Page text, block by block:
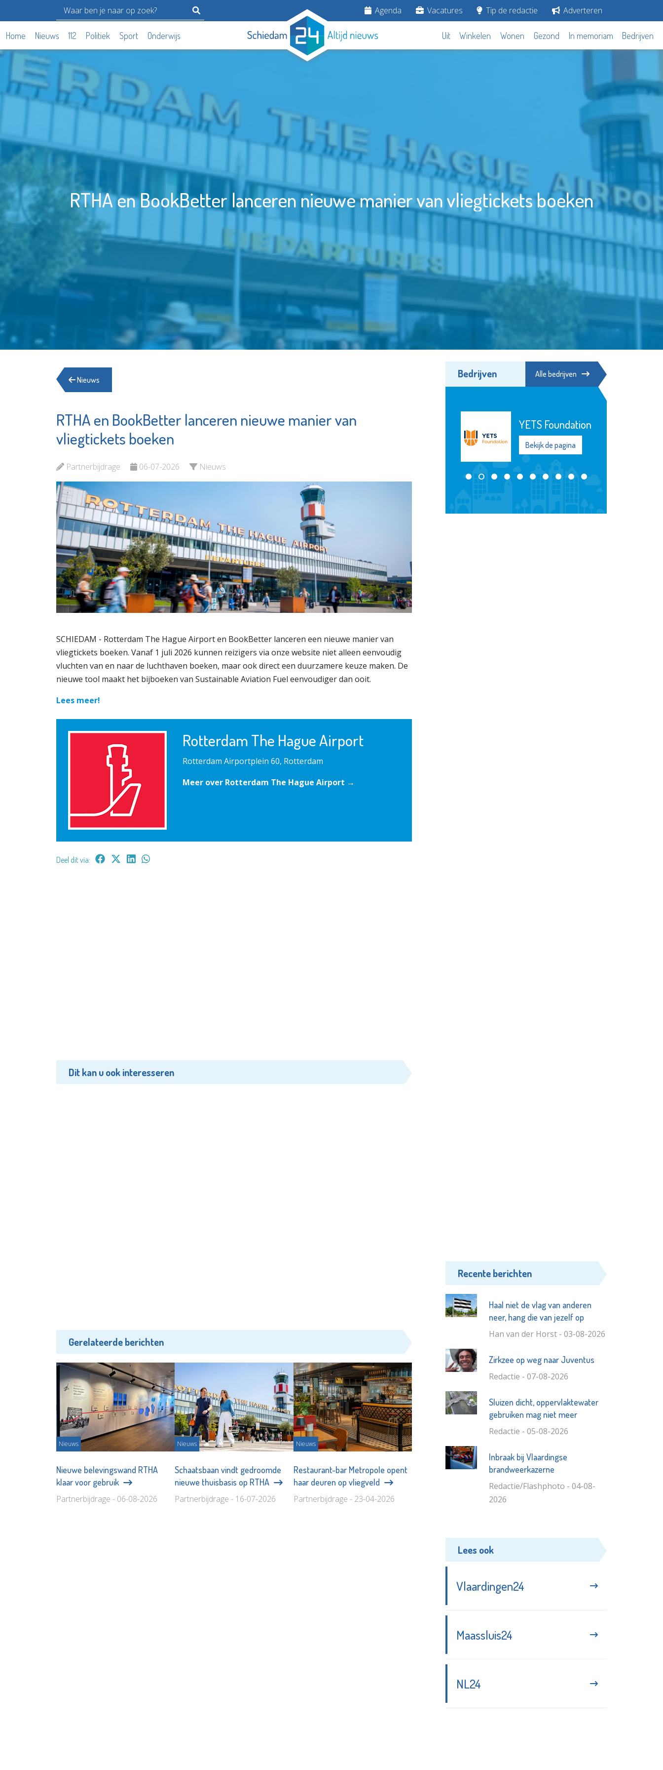
Agenda Vacatures Tip de redactie Adverteren
Home Nieuws 112 Politiek Sport Onderwijs Uit Winkelen Wonen Gezond In memoriam Bedrijven
RTHA en BookBetter lanceren nieuwe manier van vliegtickets boeken
Nieuws
RTHA en BookBetter lanceren nieuwe manier van
vliegtickets boeken
Partnerbijdrage 06-07-2026 Nieuws
SCHIEDAM - Rotterdam The Hague Airport en BookBetter lanceren een nieuwe manier van
vliegtickets boeken. Vanaf 1 juli 2026 kunnen reizigers via onze website niet alleen eenvoudig
vluchten van en naar de luchthaven boeken, maar ook direct een duurzamere keuze maken. De
nieuwe tool maakt het bijboeken van Sustainable Aviation Fuel eenvoudiger dan ooit.
Lees meer!
Rotterdam The Hague Airport
Rotterdam Airportplein 60, Rotterdam
Meer over Rotterdam The Hague Airport →
Deel dit via:
Dit kan u ook interesseren
Gerelateerde berichten
Nieuws
Nieuwe belevingswand RTHA
klaar voor gebruik
Partnerbijdrage - 06-08-2026
Nieuws
Schaatsbaan vindt gedroomde
nieuwe thuisbasis op RTHA
Partnerbijdrage - 16-07-2026
Nieuws
Restaurant-bar Metropole opent
haar deuren op vliegveld
Partnerbijdrage - 23-04-2026
Bedrijven Alle bedrijven
Bekijk de pagina
Lentiz Life
Stedelijk
Gymnasium
YETS Foundation
Bekijk de pagina
Recente berichten
Haal niet de vlag van anderen
neer, hang die van jezelf op
Han van der Horst - 03-08-2026
Zirkzee op weg naar Juventus
Redactie - 07-08-2026
Sluizen dicht, oppervlaktewater
gebruiken mag niet meer
Redactie - 05-08-2026
Inbraak bij Vlaardingse
brandweerkazerne
Redactie/Flashphoto - 04-08-
2026
Lees ook
Vlaardingen24
Maassluis24
NL24